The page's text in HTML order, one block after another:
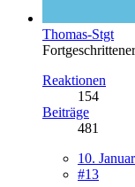
Thomas-Stgt
Fortgeschrittener
Reaktionen
154
Beiträge
481
10.
#13